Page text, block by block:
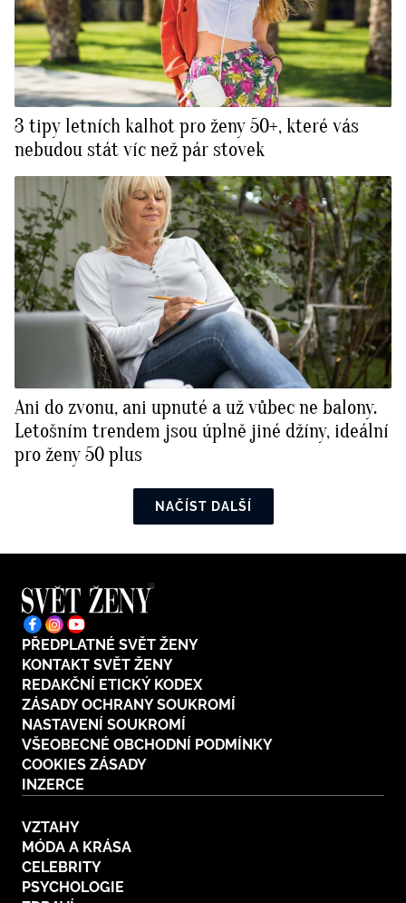
3 tipy letních kalhot pro ženy 50+, které vás
nebudou stát víc než pár stovek
Ani do zvonu, ani upnuté a už vůbec ne balony.
Letošním trendem jsou úplně jiné džíny, ideální
pro ženy 50 plus
NAČÍST DALŠÍ
PŘEDPLATNÉ SVĚT ŽENY
KONTAKT SVĚT ŽENY
REDAKČNÍ ETICKÝ KODEX
ZÁSADY OCHRANY SOUKROMÍ
NASTAVENÍ SOUKROMÍ
VŠEOBECNÉ OBCHODNÍ PODMÍNKY
COOKIES ZÁSADY
INZERCE
VZTAHY
MÓDA A KRÁSA
CELEBRITY
PSYCHOLOGIE